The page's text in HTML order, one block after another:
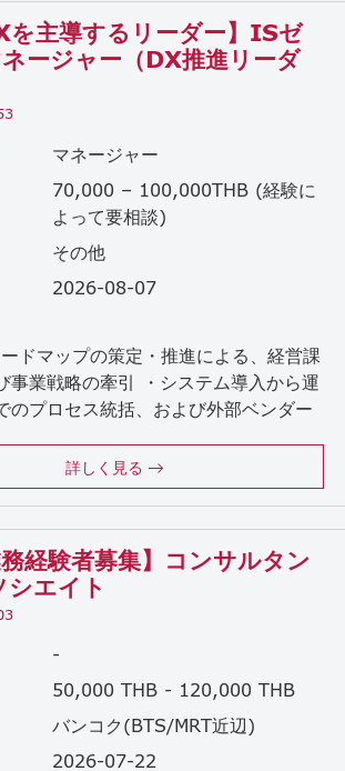
を主導するリーダー】ISゼ
ージャー（DX推進リーダ
マネージャー
70,000 – 100,000THB (経験に
よって要相談)
その他
2026-08-07
ードマップの策定・推進による、経営課
事業戦略の牽引 ・システム導入から運
のプロセス統括、および外部ベンダー
詳しく見る
経験者募集】コンサルタン
エイト
-
50,000 THB - 120,000 THB
バンコク(BTS/MRT近辺)
2026-07-22